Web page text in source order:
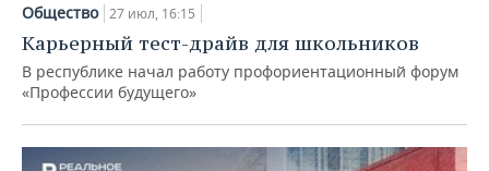
Общество 27 июл, 16:15
Карьерный тест-драйв для школьников
В республике начал работу профориентационный форум
«Профессии будущего»